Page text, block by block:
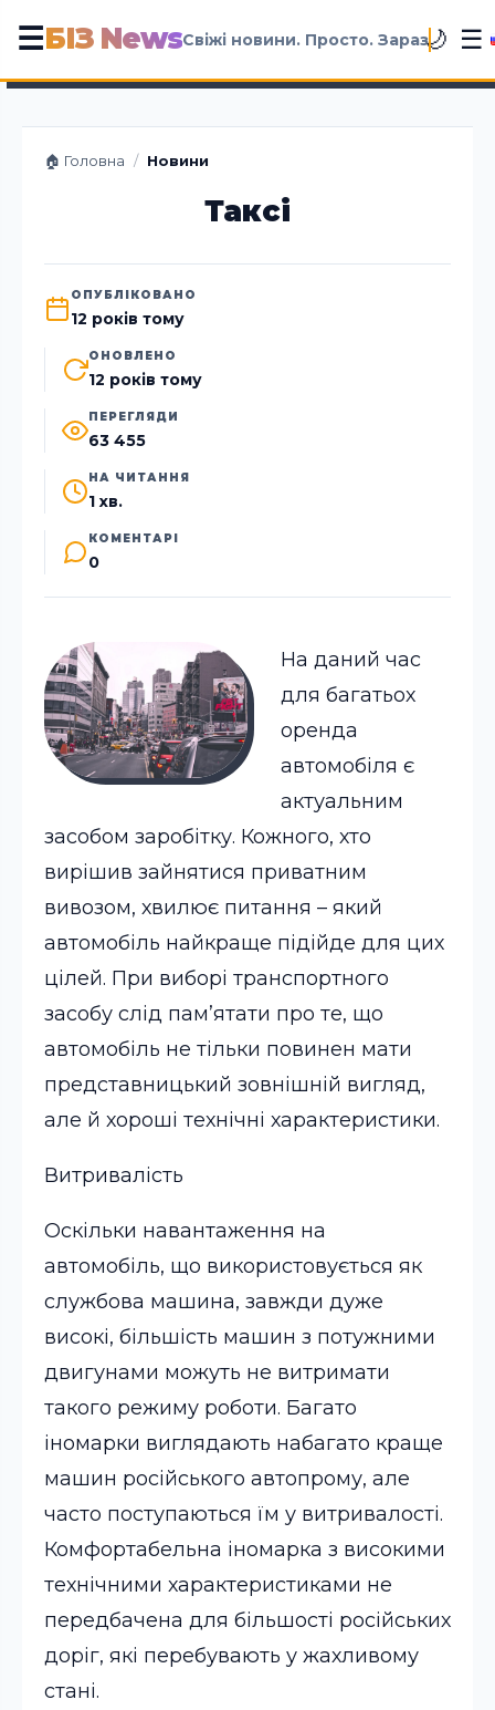
☰БІЗ NewsСвіжі новини. Просто. Зараз🌙 ☰
🏠 Головна / Новини
Таксі
ОПУБЛІКОВАНО
12 років тому
ОНОВЛЕНО
12 років тому
ПЕРЕГЛЯДИ
63 455
НА ЧИТАННЯ
1 хв.
КОМЕНТАРІ
0
На даний час
для багатьох
оренда
автомобіля є
актуальним
засобом заробітку. Кожного, хто
вирішив зайнятися приватним
вивозом, хвилює питання – який
автомобіль найкраще підійде для цих
цілей. При виборі транспортного
засобу слід пам’ятати про те, що
автомобіль не тільки повинен мати
представницький зовнішній вигляд,
але й хороші технічні характеристики.
Витривалість
Оскільки навантаження на
автомобіль, що використовується як
службова машина, завжди дуже
високі, більшість машин з потужними
двигунами можуть не витримати
такого режиму роботи. Багато
іномарки виглядають набагато краще
машин російського автопрому, але
часто поступаються їм у витривалості.
Комфортабельна іномарка з високими
технічними характеристиками не
передбачена для більшості російських
доріг, які перебувають у жахливому
стані.